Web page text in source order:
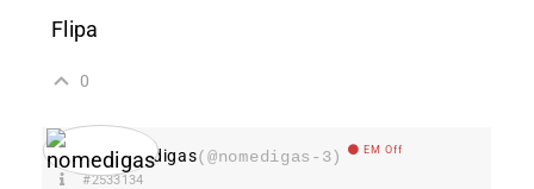
Flipa
0
nomedigas(@nomedigas-3) EM Off
#2533134